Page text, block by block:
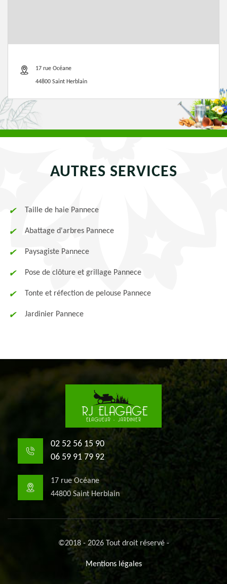
17 rue Océane
44800 Saint Herblain
AUTRES SERVICES
Taille de haie Pannece
Abattage d'arbres Pannece
Paysagiste Pannece
Pose de clôture et grillage Pannece
Tonte et réfection de pelouse Pannece
Jardinier Pannece
02 52 56 15 90
06 59 91 79 92
17 rue Océane
44800 Saint Herblain
©2018 - 2026 Tout droit réservé -
Mentions légales